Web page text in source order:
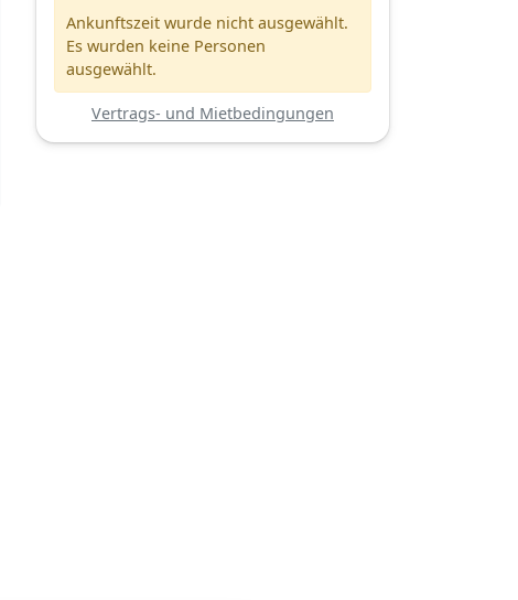
Ankunftszeit wurde nicht ausgewählt.
Es wurden keine Personen
ausgewählt.
Vertrags- und Mietbedingungen